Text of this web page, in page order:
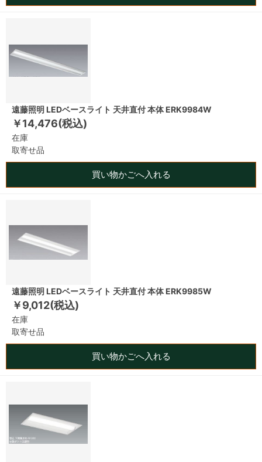
遠藤照明 LEDベースライト 天井直付 本体 ERK9984W
￥14,476(税込)
在庫
取寄せ品
買い物かごへ入れる
遠藤照明 LEDベースライト 天井直付 本体 ERK9985W
￥9,012(税込)
在庫
取寄せ品
買い物かごへ入れる